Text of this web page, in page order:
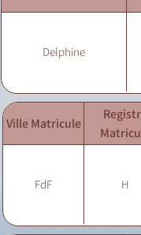
Delphine
Ville Matricule
FdF H